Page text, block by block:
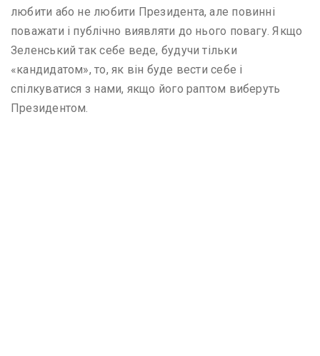
любити або не любити Президента, але повинні
поважати і публічно виявляти до нього повагу. Якщо
Зеленський так себе веде, будучи тільки
«кандидатом», то, як він буде вести себе і
спілкуватися з нами, якщо його раптом виберуть
Президентом.